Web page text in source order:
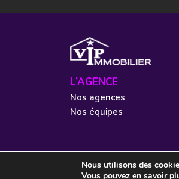
L’AGENCE
Nos agences
Nos équipes
© 2021 - VIP IMMOBILIER - Site
Nous utilisons des
Vous pouvez en savoir